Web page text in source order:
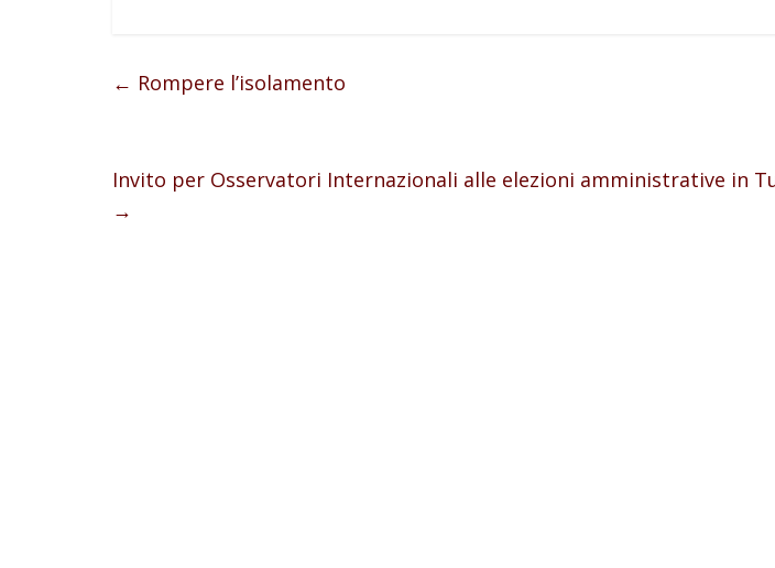
← Rompere l’isolamento
Invito per Osservatori Internazionali alle elezioni amministrative in
→